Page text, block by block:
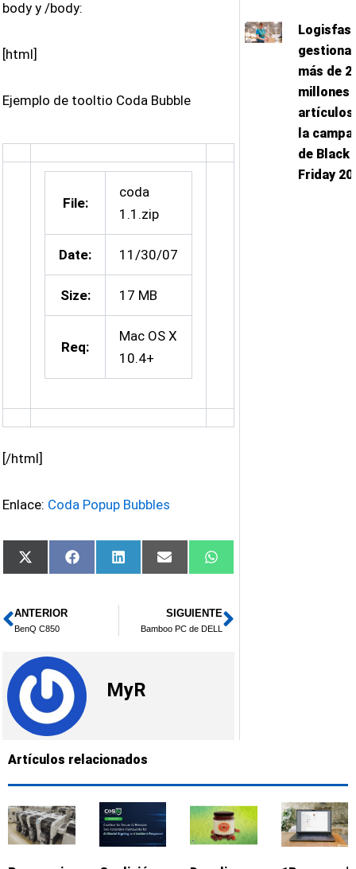
body y /body:
[html]
Ejemplo de tooltio Coda Bubble
File:
coda
1.1.zip
Date: 11/30/07
Size: 17 MB
Req:
Mac OS X
10.4+
[/html]
Enlace: Coda Popup Bubbles
Compartir
en
X
(Twitter)
Compartir
en
FacebookCompartir
en
LinkedInCompartir
en
Email
Compartir
en
WhatsApp
Ant
ANTERIOR
BenQ C850
SIGUIENTE
Bamboo PC de DELL Siguiente
MyR
más de
millones
artículos
la
de Black
Friday
Artículos relacionados